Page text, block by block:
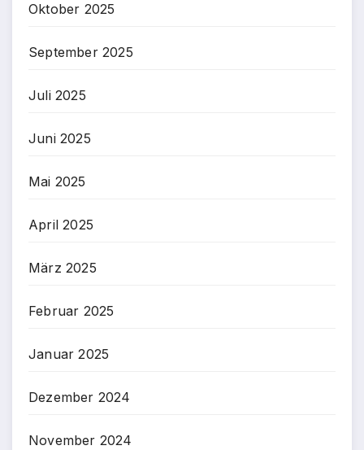
Oktober 2025
September 2025
Juli 2025
Juni 2025
Mai 2025
April 2025
März 2025
Februar 2025
Januar 2025
Dezember 2024
November 2024